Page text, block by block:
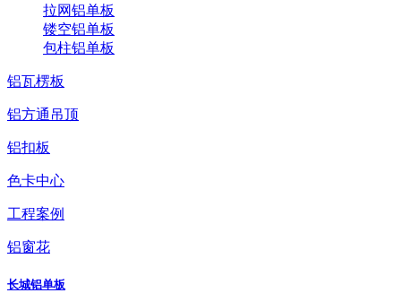
拉网铝单板
镂空铝单板
包柱铝单板
铝瓦楞板
铝方通吊顶
铝扣板
色卡中心
工程案例
铝窗花
长城铝单板